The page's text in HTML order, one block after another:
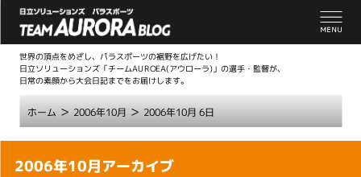
世界の頂点をめざし、パラスポーツの裾野を広げたい！
日立ソリューションズ「チームAUROEA(アウローラ)」の選手・監督が、
日常の素顔から大会日記までをお届けします。
ホーム > 2006年10月 > 2006年10月 6日
2006年10月アーカイブ